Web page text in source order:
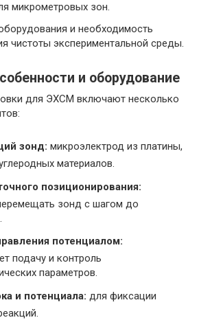
микрометровых зон.
и необходимость
чистоты экспериментальной среды.
и оборудование
для ЭХСМ включают несколько
зонд: микроэлектрод из платины,
материалов.
позиционирования:
зонд с шагом до
потенциалом:
подачу и контроль
параметров.
и потенциала: для фиксации